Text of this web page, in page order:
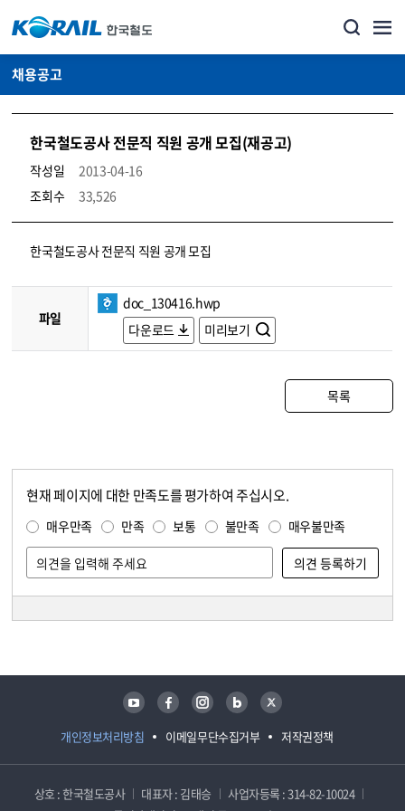
채용공고
한국철도공사 전문직 직원 공개 모집(재공고)
작성일
2013-04-16
조회수
33,526
코레일소개_경영공시_채용공고 상세보기 – 내용, 파일, 담당자 연락처로 구성
한국철도공사 전문직 직원 공개 모집
파일
doc_130416.hwp
다운로드
미리보기
목록
현재 페이지에 대한 만족도를 평가하여 주십시오.
매우만족 만족 보통 불만족 매우불만족
개인정보처리방침 이메일무단수집거부 저작권정책
유튜브 페이스북 인스타그램 블로그 트위터
상호 : 한국철도공사 대표자 : 김태승
사업자등록 : 314-82-10024